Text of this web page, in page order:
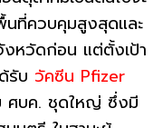
นที่ควบคุมสูงสุดและ
หวัดก่อน แต่ตั้งเป้า
รับ วัคซีน Pfizer
ศบค. ชุดใหญ่ ซึ่งมี